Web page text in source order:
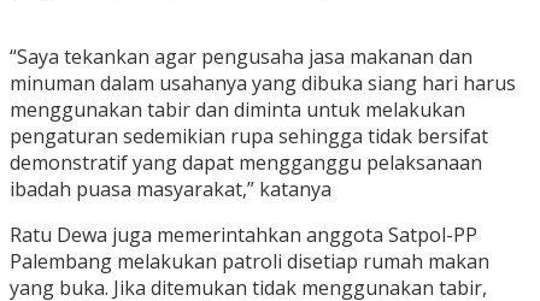
“Saya tekankan agar pengusaha jasa makanan dan
minuman dalam usahanya yang dibuka siang hari harus
menggunakan tabir dan diminta untuk melakukan
pengaturan sedemikian rupa sehingga tidak bersifat
demonstratif yang dapat mengganggu pelaksanaan
ibadah puasa masyarakat,” katanya
Ratu Dewa juga memerintahkan anggota Satpol-PP
Palembang melakukan patroli disetiap rumah makan
yang buka. Jika ditemukan tidak menggunakan tabir,